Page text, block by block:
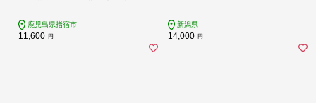
鹿児島県指宿市
11,600 円
新潟県
14,000 円